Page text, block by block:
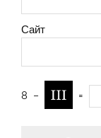
Сайт
8 − =